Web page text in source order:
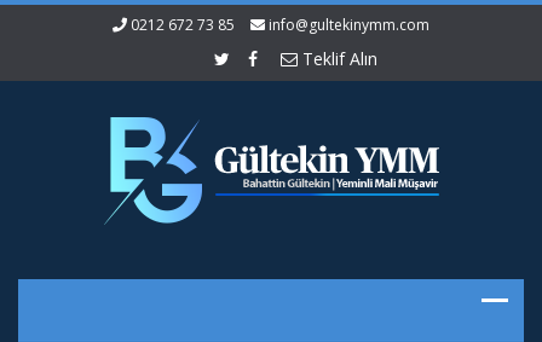
0212 672 73 85 info@gultekinymm.com
Teklif Alın